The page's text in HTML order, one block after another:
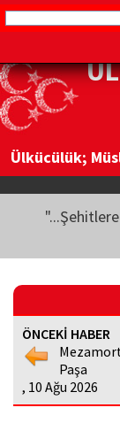
Ülkücülük;
ÖNCEKİ HABER
Paşa
, 10 Ağu 2026